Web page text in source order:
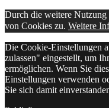
Durch die weitere Nutzung
von Cookies zu. Weitere
Die Cookie-Einstellungen
zulassen" eingestellt, um
ermöglichen. Wenn Sie
Einstellungen verwenden
Sie sich damit